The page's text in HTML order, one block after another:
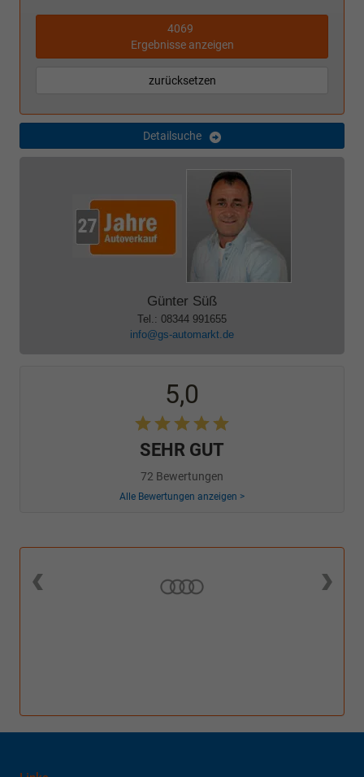
4069
Ergebnisse anzeigen
zurücksetzen
Detailsuche
Günter Süß
Tel.: 08344 991655
info@gs-automarkt.de
5,0
SEHR GUT
72 Bewertungen
Alle Bewertungen anzeigen >